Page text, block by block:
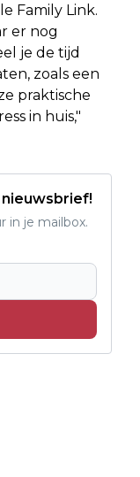
Family Link.
er nog
je de tijd
zoals een
praktische
in huis,"
in je mailbox.